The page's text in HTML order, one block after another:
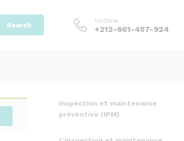
Search
Hotline
+212-661-457-924
Inspection et maintenance
préventive (IPM)
د.م.31.000.000,00